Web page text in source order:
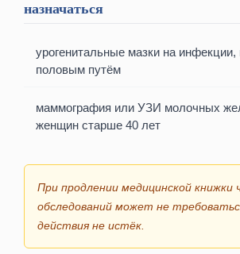
назначаться
урогенитальные мазки на
половым путём
маммография или УЗИ молочных
женщин старше 40 лет
При продлении медицинской книжки
обследований может не
действия не истёк.